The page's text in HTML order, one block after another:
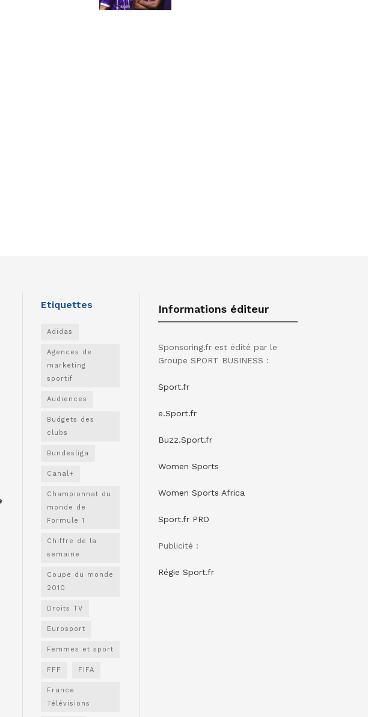
Etiquettes
Adidas
Agences de
marketing
sportif
Audiences
Budgets des
clubs
Bundesliga
Canal+
Championnat du
monde de
Formule 1
Chiffre de la
semaine
Coupe du monde
2010
Droits TV
Eurosport
Femmes et sport
FFF FIFA
France
Télévisions
Informations éditeur
Sponsoring.fr est édité par le
Groupe SPORT BUSINESS :
Sport.fr
e.Sport.fr
Buzz.Sport.fr
Women Sports
Women Sports Africa
Sport.fr PRO
Publicité :
Régie Sport.fr